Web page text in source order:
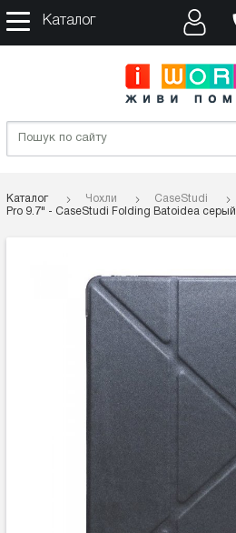
Каталог
Каталог Чохли CaseStudi
Pro 9.7" - CaseStudi Folding Batoidea серый